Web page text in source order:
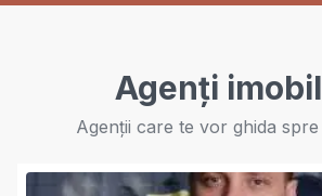
Agenți
Agenții care te vor ghida